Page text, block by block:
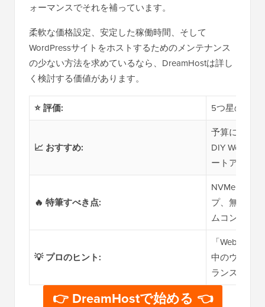
ォーマンスでそれを補っています。
柔軟な価格設定、安定した稼働時間、そして
WordPressサイトをホストするためのメンテナンス
の少ない方法を求めているなら、DreamHostは詳し
く検討する価値があります。
⭐ 評価: 5つ星のうち
📈 おすすめ:
予算に優し
DIY
ートアップ
🔥 特筆すべき点:
NVMe SSD
プ、無料AI
ムコントロ
💡 プロのヒント:
「Webホス
中のウェブ
ランスを提
👉 DreamHostで始める 👈